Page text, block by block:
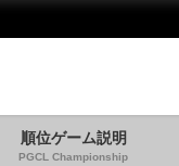
順位ゲーム説明
PGCL Championship